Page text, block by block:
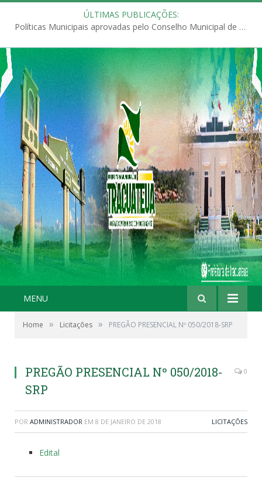
ÚLTIMAS PUBLICAÇÕES:
Políticas Municipais aprovadas pelo Conselho Municipal de Educação (CME)
MENU
Home » Licitações » PREGÃO PRESENCIAL Nº 050/2018-SRP
PREGÃO PRESENCIAL Nº 050/2018-
SRP
0
POR ADMINISTRADOR EM 8 DE JANEIRO DE 2018 LICITAÇÕES
Edital